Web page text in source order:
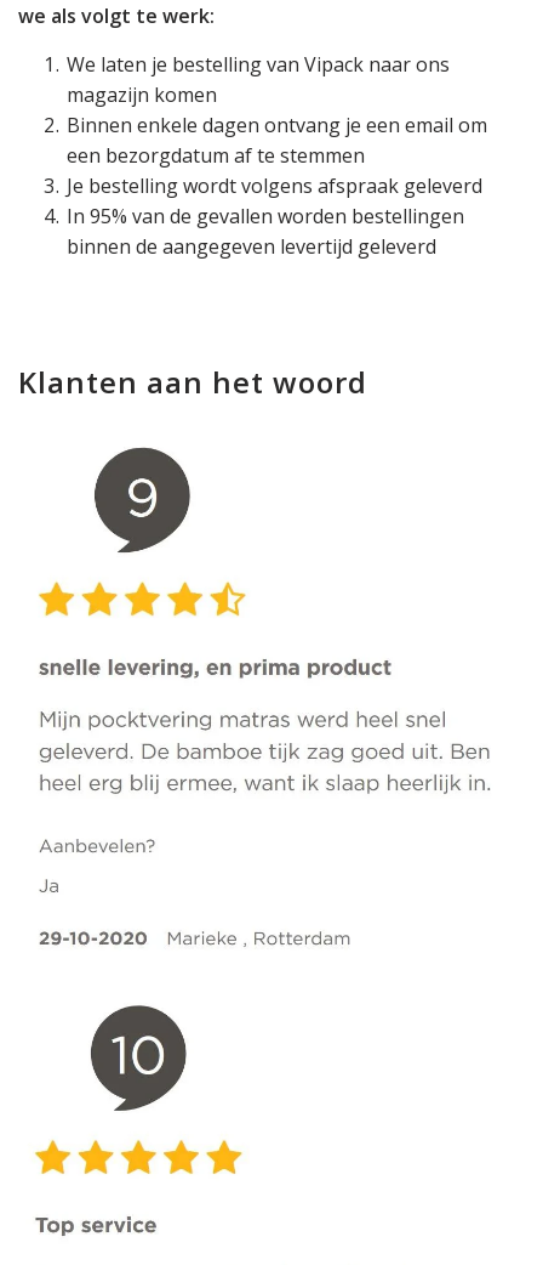
we als volgt te werk:
We laten je bestelling van Vipack naar ons
magazijn komen
Binnen enkele dagen ontvang je een email om
een bezorgdatum af te stemmen
Je bestelling wordt volgens afspraak geleverd
In 95% van de gevallen worden bestellingen
binnen de aangegeven levertijd geleverd
Klanten aan het woord